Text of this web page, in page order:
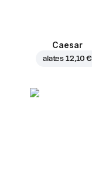
Caesar
alates 12,10 €